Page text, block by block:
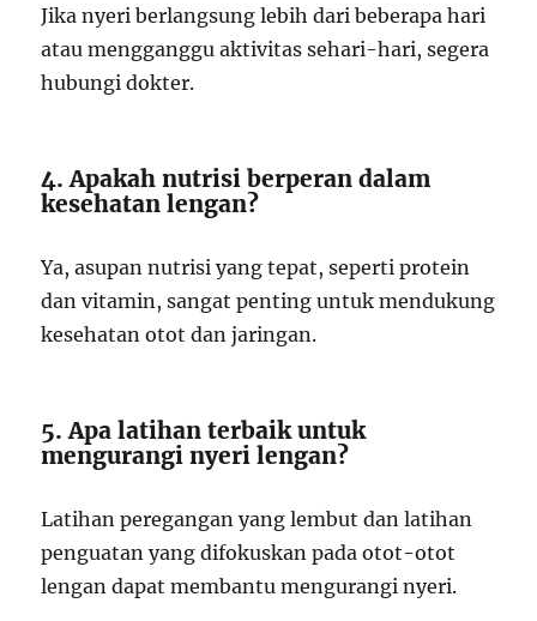
Jika nyeri berlangsung lebih dari beberapa hari
atau mengganggu aktivitas sehari-hari, segera
hubungi dokter.
4. Apakah nutrisi berperan dalam
kesehatan lengan?
Ya, asupan nutrisi yang tepat, seperti protein
dan vitamin, sangat penting untuk mendukung
kesehatan otot dan jaringan.
5. Apa latihan terbaik untuk
mengurangi nyeri lengan?
Latihan peregangan yang lembut dan latihan
penguatan yang difokuskan pada otot-otot
lengan dapat membantu mengurangi nyeri.